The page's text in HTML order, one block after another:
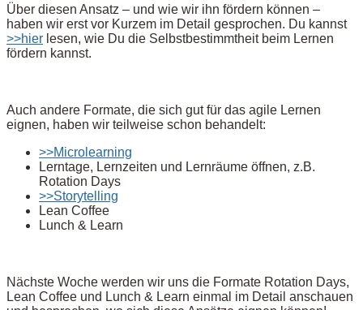
Über diesen Ansatz – und wie wir ihn fördern können –
haben wir erst vor Kurzem im Detail gesprochen. Du kannst
>>hier lesen, wie Du die Selbstbestimmtheit beim Lernen
fördern kannst.
Auch andere Formate, die sich gut für das agile Lernen
eignen, haben wir teilweise schon behandelt:
>>Microlearning
Lerntage, Lernzeiten und Lernräume öffnen, z.B.
Rotation Days
>>Storytelling
Lean Coffee
Lunch & Learn
Nächste Woche werden wir uns die Formate Rotation Days,
Lean Coffee und Lunch & Learn einmal im Detail anschauen